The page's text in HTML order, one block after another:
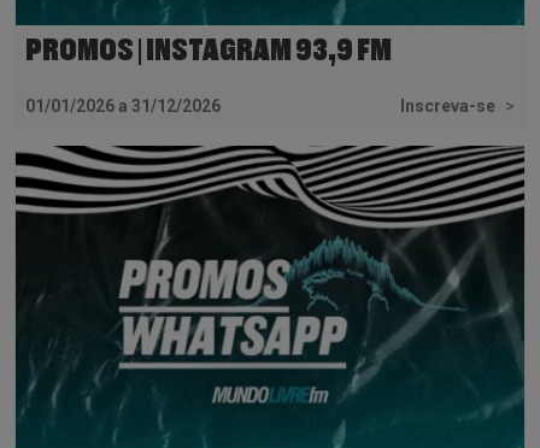
PROMOS | INSTAGRAM 93,9 FM
01/01/2026 a 31/12/2026 Inscreva-se >